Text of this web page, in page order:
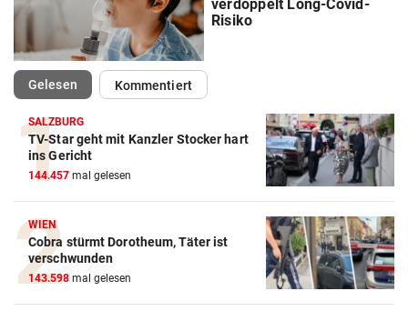
verdoppelt Long-Covid-
Risiko
Gelesen(ausgewählt)Kommentiert
SALZBURG
TV-Star geht mit Kanzler Stocker hart
ins Gericht
144.457 mal gelesen
WIEN
Cobra stürmt Dorotheum, Täter ist
verschwunden
143.598 mal gelesen